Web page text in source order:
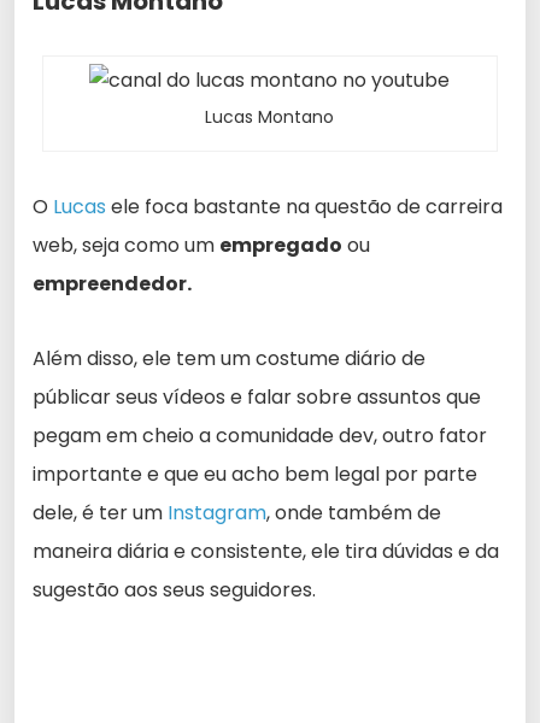
Lucas Montano
O Lucas ele foca bastante na questão de carreira
web, seja como um empregado ou
empreendedor.
Além disso, ele tem um costume diário de
públicar seus vídeos e falar sobre assuntos que
pegam em cheio a comunidade dev, outro fator
importante e que eu acho bem legal por parte
dele, é ter um Instagram, onde também de
maneira diária e consistente, ele tira dúvidas e da
sugestão aos seus seguidores.